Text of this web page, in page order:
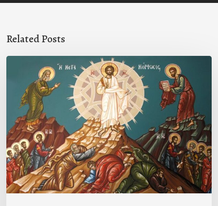
Related Posts
ΜΕΤΑΜΟΡΦΩΣΙΣ
ΤΟΥ
ΣΩΤΗΡΟΣ